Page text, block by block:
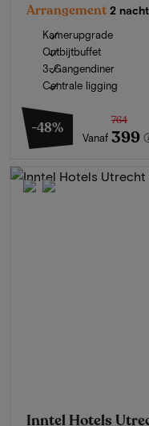
Arrangement 2
Kamerupgrade
Ontbijtbuffet
3-Gangendiner
Centrale ligging
-48%
Vanaf
764
399
Inntel Hotels